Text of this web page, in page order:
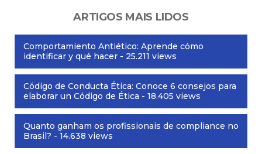
ARTIGOS MAIS LIDOS
Comportamiento Antiético: Aprende cómo
identificar y qué hacer - 25.211 views
Código de Conducta Ética: Conoce 6 consejos para
elaborar un Código de Ética - 18.405 views
Quanto ganham os profissionais de compliance no
Brasil? - 14.638 views